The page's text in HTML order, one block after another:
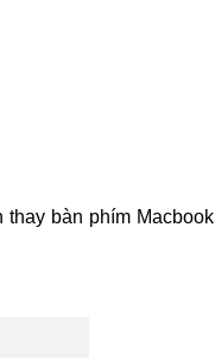
bàn phím Macbook